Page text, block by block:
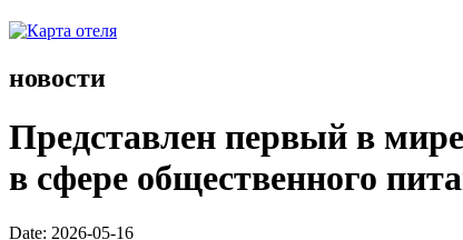
новости
Представлен первый в
в сфере общественного
Date: 2026-05-16